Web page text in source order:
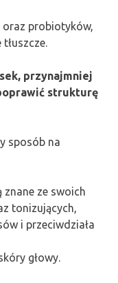
oraz probiotyków,
przynajmniej
strukturę
sposób na
znane ze swoich
tonizujących,
i przeciwdziała
głowy.